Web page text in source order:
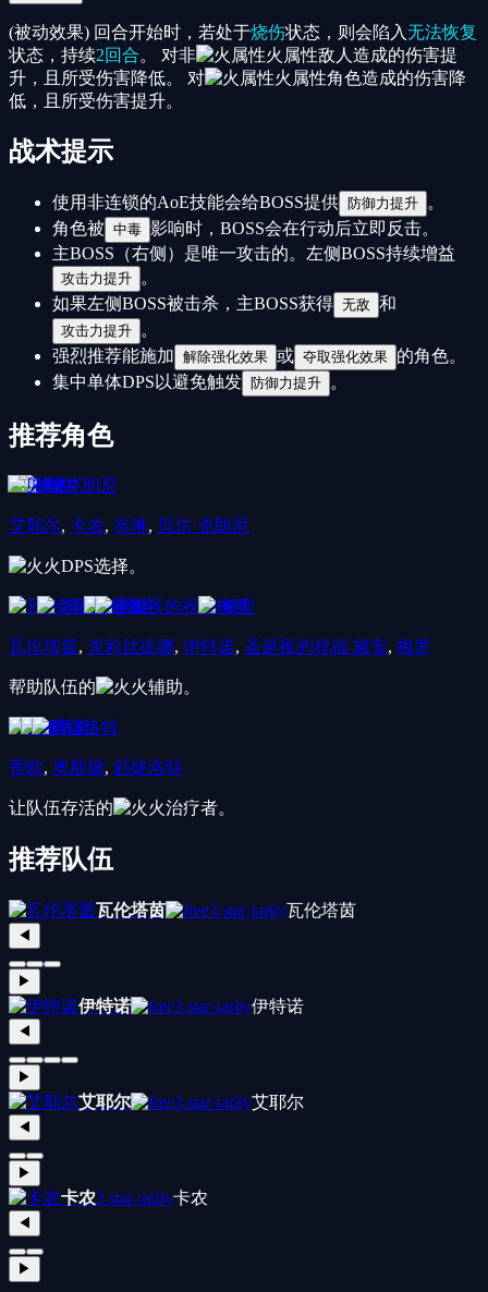
(被动效果) 回合开始时，若处于烧伤状态，则会陷入无法恢复
状态，持续2回合。 对非 火属性敌人造成的伤害提
升，且所受伤害降低。 对
火属性角色造成的伤害降
低，且所受伤害提升。
战术提示
使用非连锁的AoE技能会给BOSS提供 防御力提升
。
角色被 中毒 影响时，BOSS会在行动后立即反击。
主BOSS（右侧）是唯一攻击的。左侧BOSS持续增益
攻击力提升
。
如果左侧BOSS被击杀，主BOSS获得 无敌 和
攻击力提升
。
强烈推荐能施加 解除强化效果 或 夺取强化效果 的角色。
集中单体DPS以避免触发 防御力提升 。
推荐角色
艾耶尔, 卡农, 布琳, 贝尔·克朗尼
火DPS选择。
瓦伦塔茵, 克莉丝提娜, 伊特诺, 圣诞夜的祝福 黛安, 梅罗
帮助队伍的 火辅助。
蒂欧, 奥斯黛, 莉婕洛特
让队伍存活的 火治疗者。
推荐队伍
瓦伦塔茵 3 star rarity瓦伦塔茵
◀
▶
伊特诺 3 star rarity伊特诺
◀
▶
艾耶尔 3 star rarity艾耶尔
◀
▶
卡农3 star rarity卡农
◀
▶